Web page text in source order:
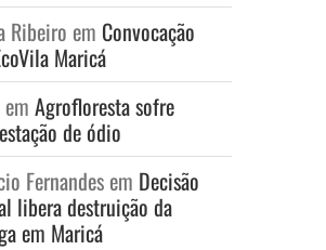
Ribeiro em Convocação
Maricá
em Agrofloresta sofre
de ódio
Fernandesem Decisão
libera destruição da
em Maricá